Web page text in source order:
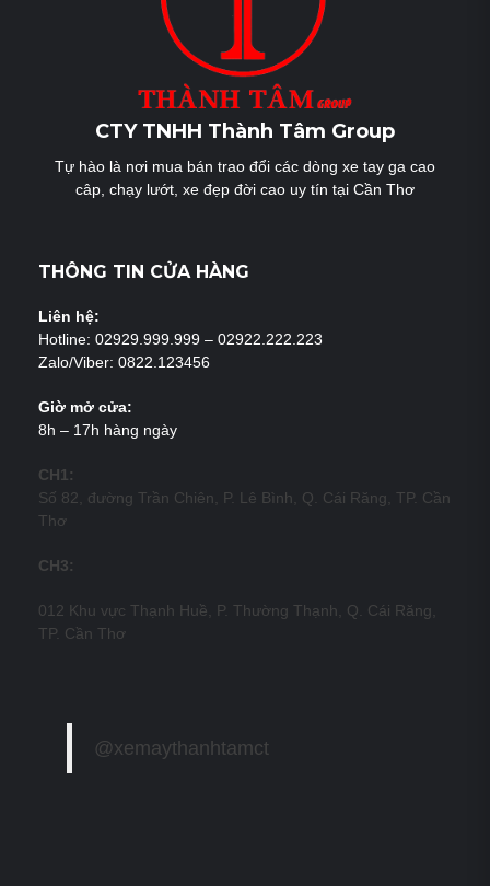
CTY TNHH Thành Tâm Group
Tự hào là nơi mua bán trao đổi các dòng xe tay ga cao
câp, chạy lướt, xe đẹp đời cao uy tín tại Cần Thơ
THÔNG TIN CỬA HÀNG
Liên hệ:
Hotline: 02929.999.999 – 02922.222.223
Zalo/Viber: 0822.123456
Giờ mở cửa:
8h – 17h hàng ngày
CH1:
Số 82, đường Trần Chiên, P. Lê Bình, Q. Cái Răng, TP. Cần
Thơ
CH3:
012 Khu vực Thạnh Huề, P. Thường Thạnh, Q. Cái Răng,
TP. Cần Thơ
@xemaythanhtamct